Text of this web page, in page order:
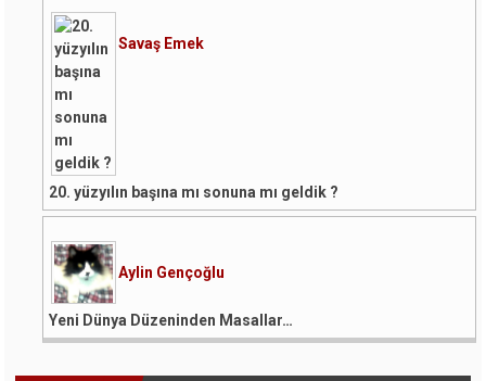
Savaş Emek
20. yüzyılın başına mı sonuna mı geldik ?
Aylin Gençoğlu
Yeni Dünya Düzeninden Masallar…